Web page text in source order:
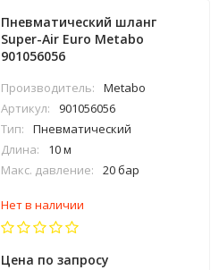
Пневматический шланг
Super-Air Euro Metabo
901056056
Производитель:
Metabo
Артикул:
901056056
Тип:
Пневматический
Длина:
10 м
Макс. давление:
20 бар
Нет в наличии
Цена по запросу